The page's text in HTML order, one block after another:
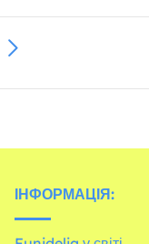
ІНФОРМАЦІЯ: